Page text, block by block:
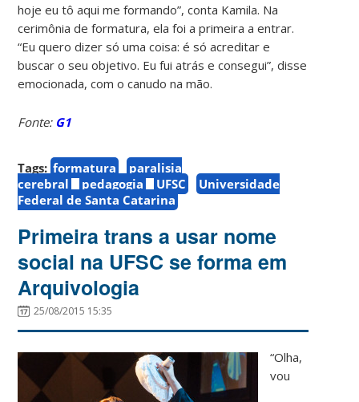
hoje eu tô aqui me formando”, conta Kamila. Na
cerimônia de formatura, ela foi a primeira a entrar.
“Eu quero dizer só uma coisa: é só acreditar e
buscar o seu objetivo. Eu fui atrás e consegui”, disse
emocionada, com o canudo na mão.
Fonte: G1
Tags: formatura
paralisia
cerebral
pedagogia UFSC
Universidade
Federal de Santa Catarina
Primeira trans a usar nome
social na UFSC se forma em
Arquivologia
25/08/2015 15:35
“Olha,
vou